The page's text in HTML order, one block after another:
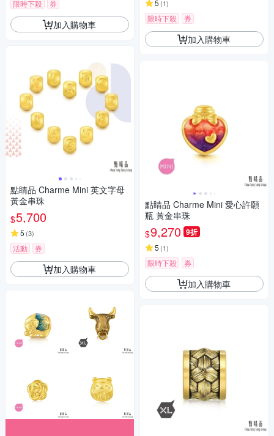
限時下殺 券
加入購物車
點睛品 Charme Mini 英文字母
黃金串珠
$5,700
5 (3)
活動 券
加入購物車
5 (1)
限時下殺 券
加入購物車
點睛品 Charme Mini 愛心許願
瓶 黃金串珠
$9,270 9折
5 (1)
限時下殺 券
加入購物車